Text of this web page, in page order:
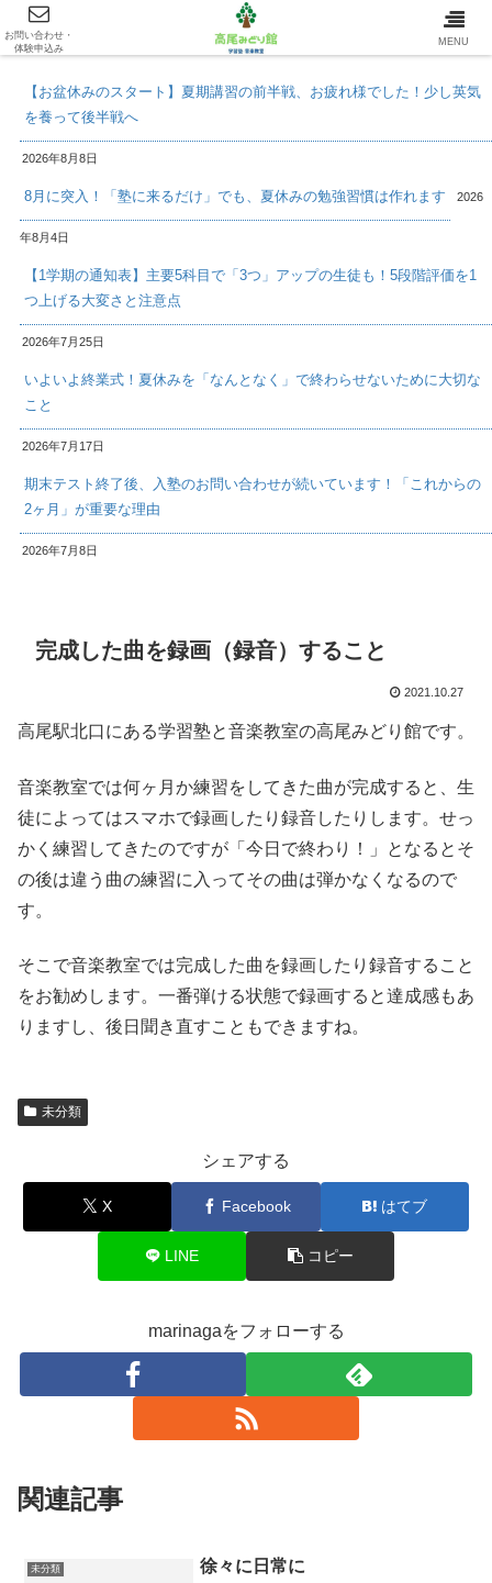
最新情報/INFOMATION
【お盆休みのスタート】夏期講習の前半戦、お疲れ様でした！少し英気
を養って後半戦へ
2026年8月8日
8月に突入！「塾に来るだけ」でも、夏休みの勉強習慣は作れます 2026
年8月4日
【1学期の通知表】主要5科目で「3つ」アップの生徒も！5段階評価を1
つ上げる大変さと注意点
2026年7月25日
いよいよ終業式！夏休みを「なんとなく」で終わらせないために大切な
こと
2026年7月17日
期末テスト終了後、入塾のお問い合わせが続いています！「これからの
2ヶ月」が重要な理由
2026年7月8日
完成した曲を録画（録音）すること
2021.10.27
高尾駅北口にある学習塾と音楽教室の高尾みどり館です。
音楽教室では何ヶ月か練習をしてきた曲が完成すると、生
徒によってはスマホで録画したり録音したりします。せっ
かく練習してきたのですが「今日で終わり！」となるとそ
の後は違う曲の練習に入ってその曲は弾かなくなるので
す。
そこで音楽教室では完成した曲を録画したり録音すること
をお勧めします。一番弾ける状態で録画すると達成感もあ
りますし、後日聞き直すこともできますね。
未分類
シェアする
X Facebook はてブ
LINE コピー
marinagaをフォローする
関連記事
未分類 徐々に日常に
お問い合わせ・
体験申込み
MENU